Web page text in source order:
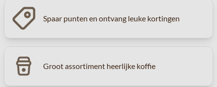
Spaar punten en ontvang leuke kortingen
Groot assortiment heerlijke koffie